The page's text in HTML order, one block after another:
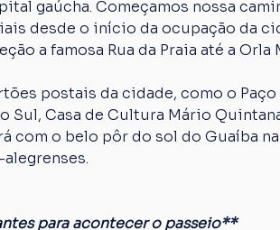
gaúcha. Começamos nossa
desde o início da ocupação da
a famosa Rua da Praia até a Orla
postais da cidade, como o
Sul, Casa de Cultura Mário
com o belo pôr do sol do Guaíba
para acontecer o passeio**